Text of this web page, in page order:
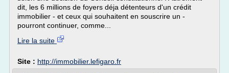
dit, les 6 millions de foyers déja détenteurs d'un crédit
immobilier - et ceux qui souhaitent en souscrire un -
pourront continuer, comme...
Lire la suite
Site : http://immobilier.lefigaro.fr